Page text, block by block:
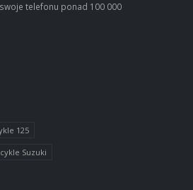
telefonu ponad 100 000
125
Suzuki